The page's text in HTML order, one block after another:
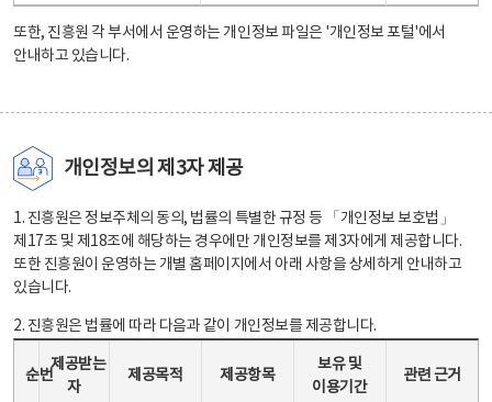
또한, 진흥원 각 부서에서 운영하는 개인정보 파일은 '개인정보 포털'에서
안내하고 있습니다.
개인정보의 제3자 제공
1. 진흥원은 정보주체의 동의, 법률의 특별한 규정 등 「개인정보 보호법」
제17조 및 제18조에 해당하는 경우에만 개인정보를 제3자에게 제공합니다.
또한 진흥원이 운영하는 개별 홈페이지에서 아래 사항을 상세하게 안내하고
있습니다.
2. 진흥원은 법률에 따라 다음과 같이 개인정보를 제공합니다.
순번
제공받는
자
제공목적 제공항목
보유 및
이용기간
관련 근거